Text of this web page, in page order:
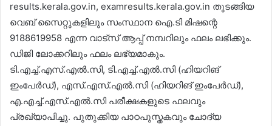
results.kerala.gov.in, examresults.kerala.gov.in തുടങ്ങിയ
വെബ് സൈറ്റുകളിലും സംസ്ഥാന ഐ.ടി മിഷന്റെ
9188619958 എന്ന വാട്സ് ആപ്പ് നമ്പറിലും ഫലം ലഭിക്കും.
ഡിജി ലോക്കറിലും ഫലം ലഭ്യമാകും.
ടി.എച്ച്.എസ്.എൽ.സി, ടി.എച്ച്.എൽ.സി (ഹിയറിങ്
ഇംപേർഡ്), എസ്.എസ്.എൽ.സി (ഹിയറിങ് ഇംപേർഡ്),
എ.എച്ച്.എസ്.എൽ.സി പരീക്ഷകളുടെ ഫലവും
പ്രഖ്യാപിച്ചു. പുതുക്കിയ പാഠപുസ്തകവും ചോദ്യ